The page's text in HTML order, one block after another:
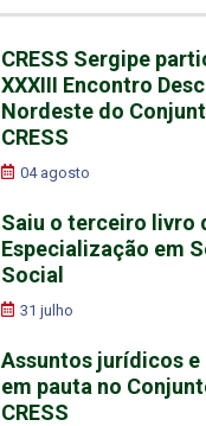
CRESS Sergipe
XXXIII Encontro
Nordeste do
CRESS
04 agosto
Saiu o terceiro livro
Especialização em
Social
31 julho
Assuntos jurídicos
em pauta no
CRESS